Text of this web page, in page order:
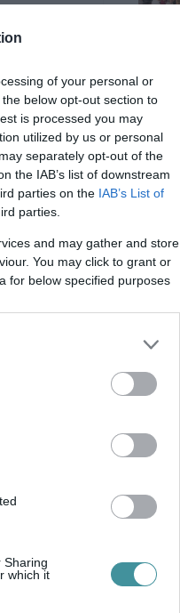
of your personal or
below opt-out section to
is processed you may
utilized by us or personal
separately opt-out of the
the IAB’s list of downstream
parties on the IAB’s List of
parties.
and may gather and store
You may click to grant or
for below specified purposes
Sharing
which it